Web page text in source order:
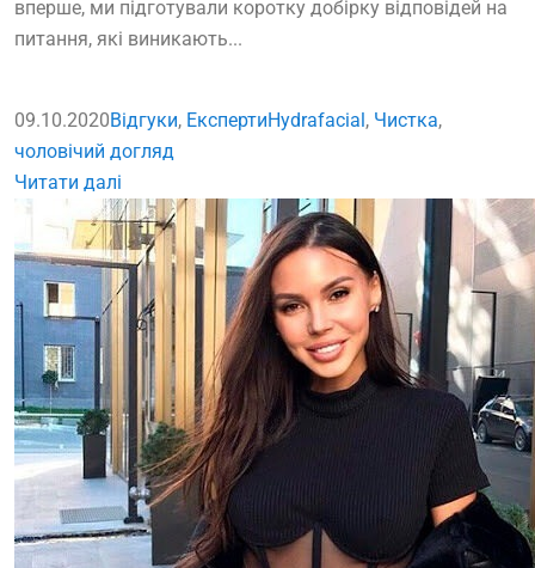
вперше, ми підготували коротку добірку відповідей на
питання, які виникають...
09.10.2020Відгуки, ЕкспертиHydrafacial , Чистка,
чоловічий догляд
Читати далі